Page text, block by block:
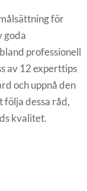
för
goda
professionell
av 12 experttips
och uppnå den
följa dessa råd,
kvalitet.